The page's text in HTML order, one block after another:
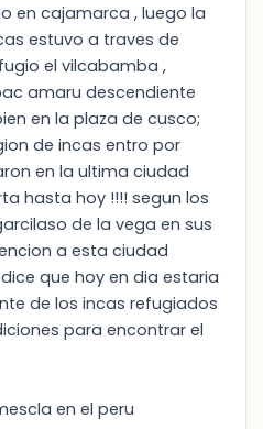
en cajamarca , luego la
estuvo a traves de
el vilcabamba ,
amaru descendiente
en la plaza de cusco;
de incas entro por
en la ultima ciudad
hasta hoy !!!! segun los
de la vega en sus
a esta ciudad
que hoy en dia estaria
de los incas refugiados
para encontrar el
en el peru